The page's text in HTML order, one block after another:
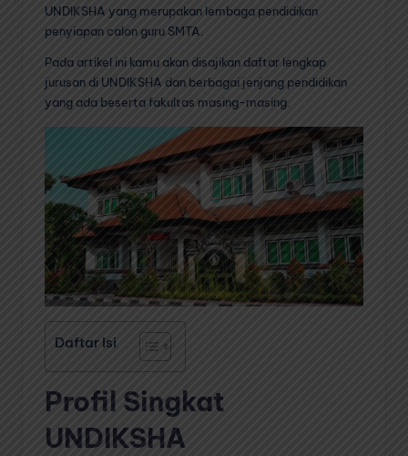
UNDIKSHA yang merupakan lembaga pendidikan
penyiapan calon guru SMTA.
Pada artikel ini kamu akan disajikan daftar lengkap
jurusan di UNDIKSHA dan berbagai jenjang pendidikan
yang ada beserta fakultas masing-masing.
Daftar Isi
Profil Singkat
UNDIKSHA